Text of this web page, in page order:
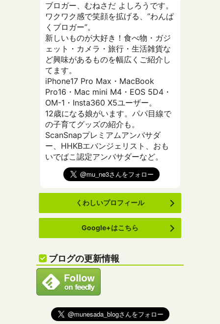
ブロガー、むねさだ よしろうです。
ワクワク感で笑顔を拡げる、”わんぱ
くブロガー”。
新しいものが大好き！食べ物・ガジ
ェット・カメラ・旅行・生活雑貨な
ど興味があるものを幅広くご紹介し
てます。
iPhone17 Pro Max・MacBook
Pro16・Mac mini M4・EOS 5D4・
OM-1・Insta360 X5ユーザー。
12歳になる娘がいます。パパ目線で
の子育てグッズの紹介も。
ScanSnapプレミアムアンバサダ
ー、HHKBエバンジェリスト、おも
いでばこ認定アンバサダーなど。
くわしいプロフィール
Google+はこちら
ブログの更新情報